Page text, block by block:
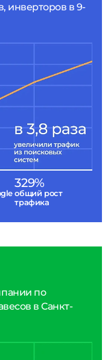
инверторов в 9-
329%
общий рост
трафика
по
в Санкт-